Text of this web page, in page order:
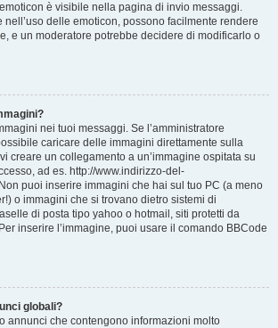
è visibile nella pagina di invio messaggi.
delle emoticon, possono facilmente rendere
e un moderatore potrebbe decidere di modificarlo o
nei tuoi messaggi. Se l’amministratore
caricare delle immagini direttamente sulla
creare un collegamento a un’immagine ospitata su
ad es. http://www.indirizzo-del-
puoi inserire immagini che hai sul tuo PC (a meno
o immagini che si trovano dietro sistemi di
di posta tipo yahoo o hotmail, siti protetti da
inserire l’immagine, puoi usare il comando BBCode
globali?
annunci che contengono informazioni molto